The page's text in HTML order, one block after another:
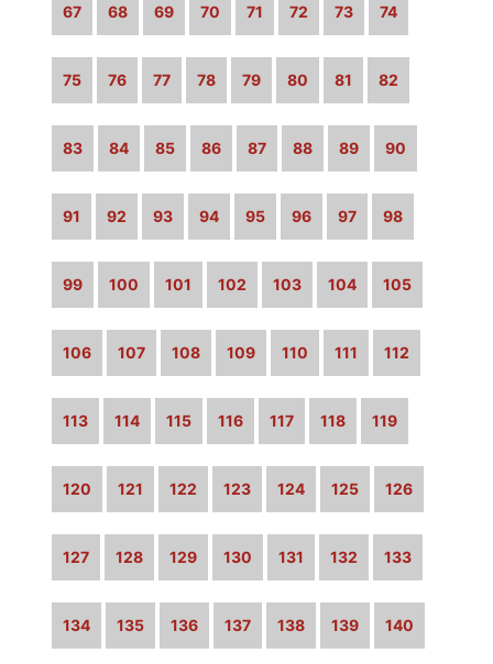
67 68 69 70 71 72 73 74
75 76 77 78 79 80 81 82
83 84 85 86 87 88 89 90
91 92 93 94 95 96 97 98
99 100 101 102 103 104 105
106 107 108 109 110 111 112
113 114 115 116 117 118 119
120 121 122 123 124 125 126
127 128 129 130 131 132 133
134 135 136 137 138 139 140